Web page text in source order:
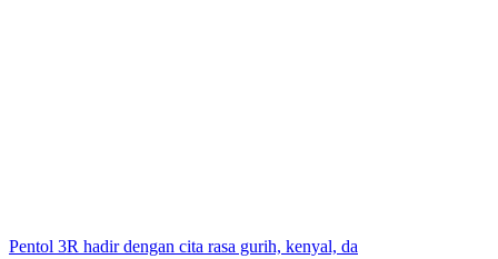
Pentol 3R hadir dengan cita rasa gurih, kenyal, da